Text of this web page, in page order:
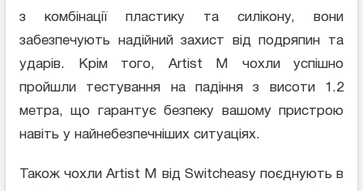
з комбінації пластику та силікону, вони
забезпечують надійний захист від подряпин та
ударів. Крім того, Artist M чохли успішно
пройшли тестування на падіння з висоти 1.2
метра, що гарантує безпеку вашому пристрою
навіть у найнебезпечніших ситуаціях.
Також чохли Artist M від Switcheasy поєднують в